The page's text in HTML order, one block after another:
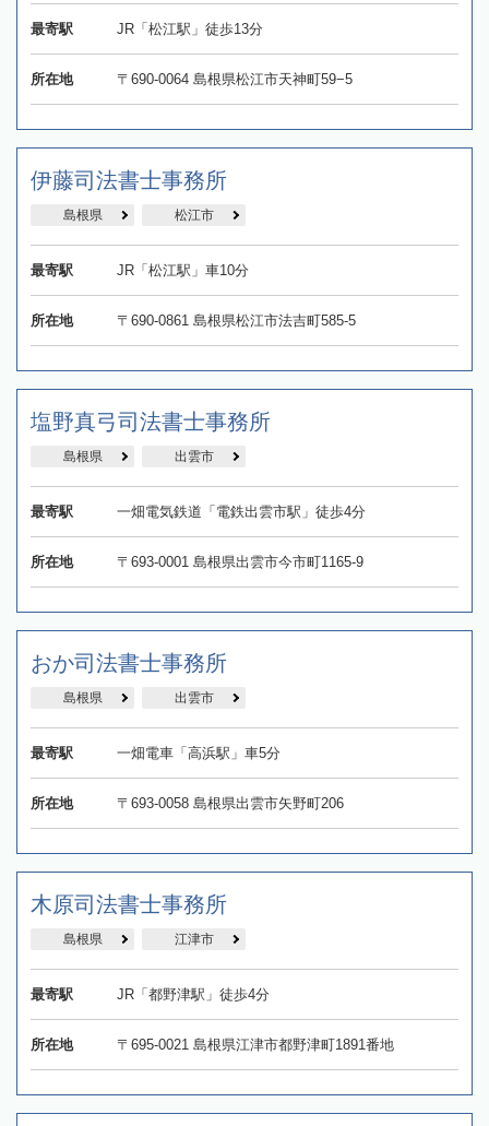
最寄駅 JR「松江駅」徒歩13分
所在地 〒690-0064 島根県松江市天神町59−5
伊藤司法書士事務所
島根県 松江市
最寄駅 JR「松江駅」車10分
所在地 〒690-0861 島根県松江市法吉町585-5
塩野真弓司法書士事務所
島根県 出雲市
最寄駅 一畑電気鉄道「電鉄出雲市駅」徒歩4分
所在地 〒693-0001 島根県出雲市今市町1165-9
おか司法書士事務所
島根県 出雲市
最寄駅 一畑電車「高浜駅」車5分
所在地 〒693-0058 島根県出雲市矢野町206
木原司法書士事務所
島根県 江津市
最寄駅 JR「都野津駅」徒歩4分
所在地 〒695-0021 島根県江津市都野津町1891番地